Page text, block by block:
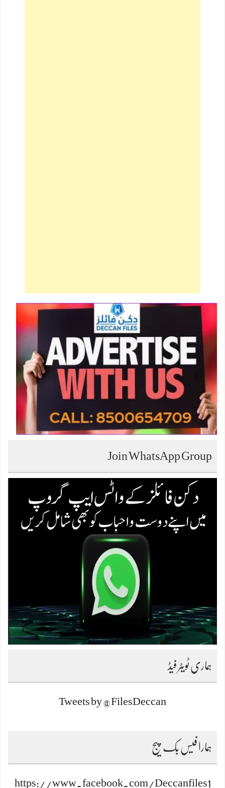
Join WhatsApp Group
ہماری ٹویٹر فیڈ
Tweets by @FilesDeccan
ہمارا فیس بک پیج
https://www.facebook.com/Deccanfiles1